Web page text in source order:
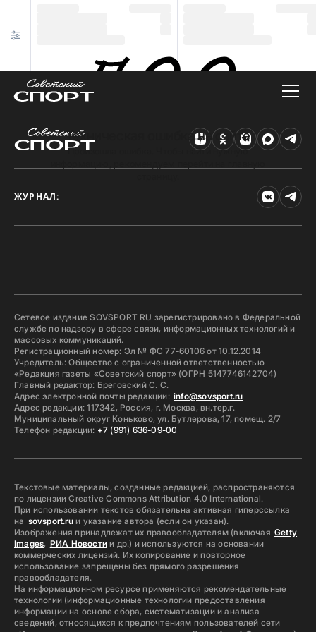
Техническая ошибка на сайте
Произошла ошибка. Чтобы найти нужную
ЖУРНАЛ:
Сетевое издание SOVSPORT RU зарегистрировано в Федеральной
службе по надзору в сфере связи, информационных технологий и
массовых коммуникаций.
Регистрационный номер: Эл № ФС 77-60106 от 10.12.2014
Учредитель: Общество с ограниченной ответственностью
«Редакция газеты «Советский спорт» (ОГРН 5147746142704)
Главный редактор: Бреговский С. С.
Адрес электронной почты редакции: info@sovsport.ru
Адрес редакции: 117342, Россия, г. Москва, вн.тер.г.
Муниципальный округ Коньково, ул. Бутлерова, 17, помещ. 2/7
Телефон редакции: +7 (991) 636-09-00
Текстовые материалы, созданные редакцией, распространяются
по лицензии Creative Commons Attribution 4.0 International.
При использовании текстов обязательна активная гиперссылка
на sovsport.ruи указание автора (если он указан).
Изображения принадлежат их правообладателям (включая Getty
Images, РИА Новостии др.) и используются на основании
коммерческих лицензий. Их копирование и повторное
использование запрещены без прямого разрешения
правообладателя.
На информационном ресурсе применяются рекомендательные
технологии (информационные технологии предоставления
информации на основе сбора, систематизации и анализа
сведений, относящихся к предпочтениям пользователей сети